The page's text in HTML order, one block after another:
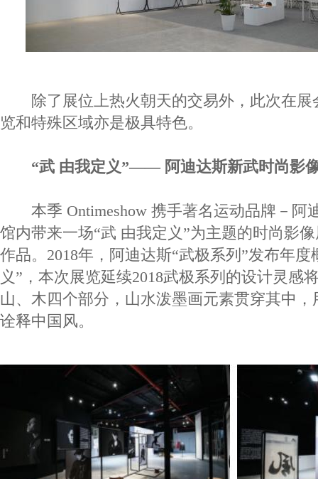
除了展位上热火朝天的交易外，此次在展
览和特殊区域亦是极具特色。
“武 由我定义”—— 阿迪达斯新武时尚影
本季 Ontimeshow 携手著名运动品牌－阿
馆内带来一场“武 由我定义”为主题的时尚影
作品。2018年，阿迪达斯“武极系列”发布年
义”，本次展览延续2018武极系列的设计灵感
山、木四个部分，山水泼墨画元素贯穿其中
诠释中国风。